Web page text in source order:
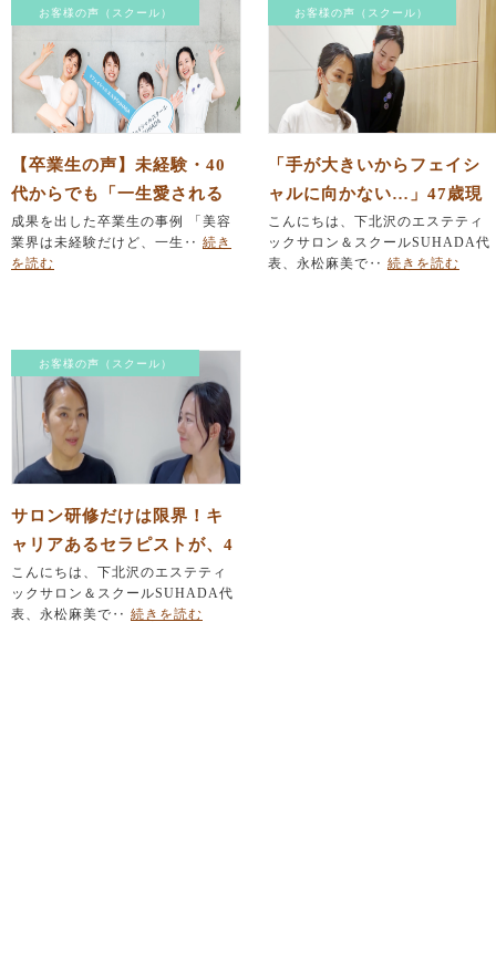
お客様の声（スクール）
【卒業生の声】未経験・40
代からでも「一生愛される
エステのプロ」になれる理
由
成果を出した卒業生の事例 「美容
業界は未経験だけど、一生‥ 続き
を読む
お客様の声（スクール）
「手が大きいからフェイシ
ャルに向かない…」47歳現
役セラピスト働きながらの
挑戦（卒業生インタビュー
こんにちは、下北沢のエステティ
ックサロン＆スクールSUHADA代
表、永松麻美で‥ 続きを読む
お客様の声（スクール）
サロン研修だけは限界！キ
ャリアあるセラピストが、4
7歳で本気の学び直しを決意
した理由
こんにちは、下北沢のエステティ
ックサロン＆スクールSUHADA代
表、永松麻美で‥ 続きを読む